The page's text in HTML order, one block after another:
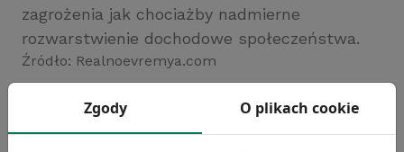
zagrożenia jak chociażby nadmierne
rozwarstwienie dochodowe społeczeństwa.
Źródło: Realnoevremya.com
Zobacz więcej wiadomości
Zgody O plikach cookie